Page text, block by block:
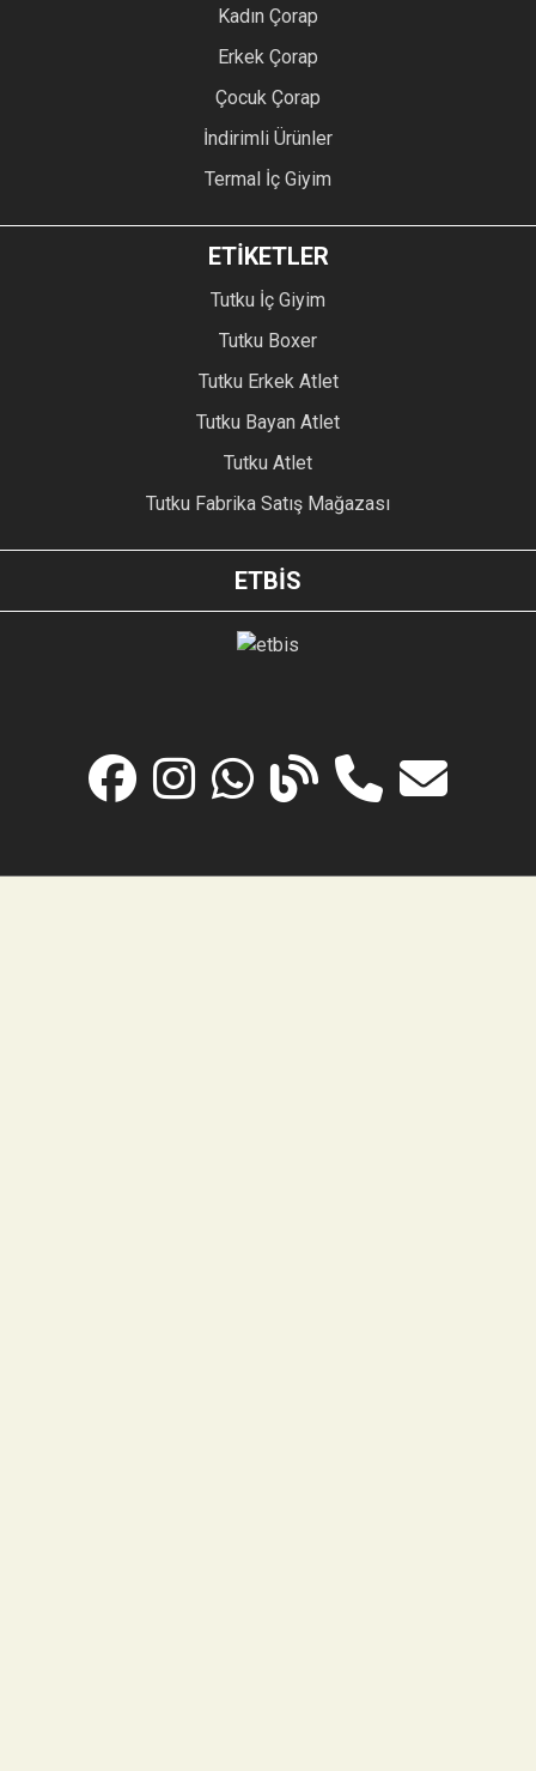
Kadın Çorap
Erkek Çorap
Çocuk Çorap
İndirimli Ürünler
Termal İç Giyim
ETİKETLER
Tutku İç Giyim
Tutku Boxer
Tutku Erkek Atlet
Tutku Bayan Atlet
Tutku Atlet
Tutku Fabrika Satış Mağazası
ETBİS